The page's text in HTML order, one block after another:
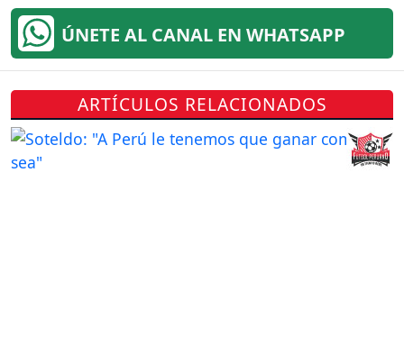
ÚNETE AL CANAL EN WHATSAPP
ARTÍCULOS RELACIONADOS